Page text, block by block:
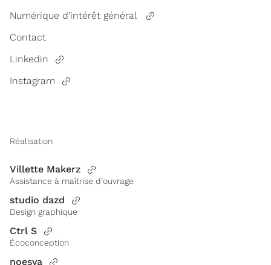
Numérique d'intérêt général
Contact
Linkedin
Instagram
Réalisation
Villette Makerz
Assistance à maîtrise d’ouvrage
studio dazd
Design graphique
Ctrl S
Écoconception
noesya